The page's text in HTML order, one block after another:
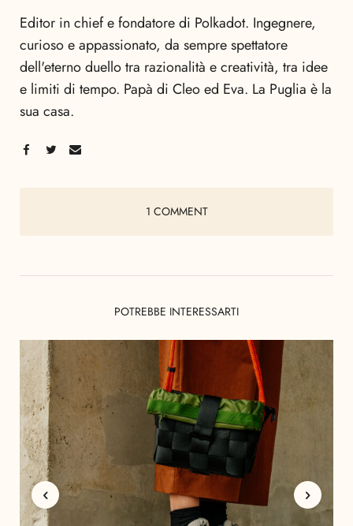
Editor in chief e fondatore di Polkadot. Ingegnere,
curioso e appassionato, da sempre spettatore
dell'eterno duello tra razionalità e creatività, tra idee
e limiti di tempo. Papà di Cleo ed Eva. La Puglia è la
sua casa.
1 COMMENT
POTREBBE INTERESSARTI